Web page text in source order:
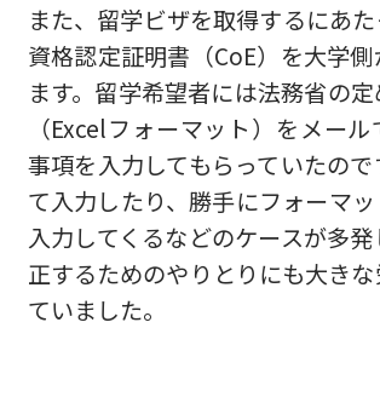
また、留学ビザを取得するにあ
資格認定証明書（CoE）を大学
ます。留学希望者には法務省の
（Excelフォーマット）をメー
事項を入力してもらっていたの
て入力したり、勝手にフォーマ
入力してくるなどのケースが多
正するためのやりとりにも大き
ていました。